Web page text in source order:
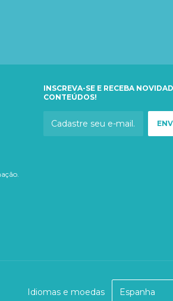
INSCREVA-SE E RECEBA
CONTEÚDOS!
Idiomas e moedas